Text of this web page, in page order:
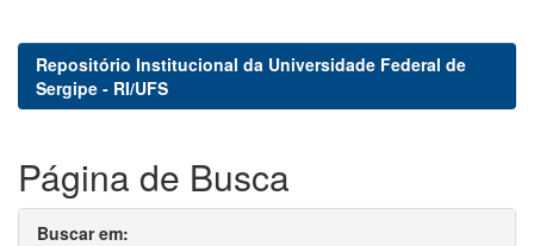
Repositório Institucional da Universidade Federal de
Sergipe - RI/UFS
Página de Busca
Buscar em: